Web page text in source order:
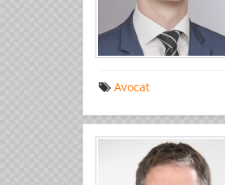
Avocat